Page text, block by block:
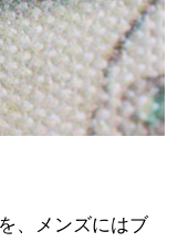
、
メンズにはブ